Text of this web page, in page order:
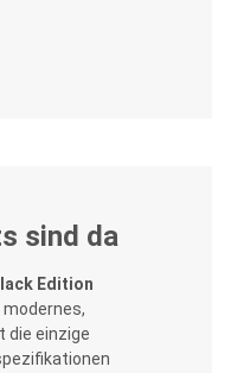
sind da
Edition
die einzige